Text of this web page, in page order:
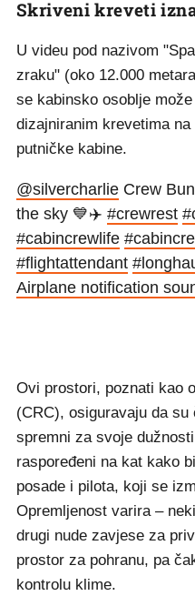
Skriveni kreveti
U videu pod nazivom
zraku" (oko 12.000
se kabinsko osoblje
dizajniranim krevetima
putničke kabine.
@silvercharlie Crew
the sky 💙✈️ #crewrest
#cabincrewlife
#flightattendant
Airplane notification
Ovi prostori, poznati kao
(CRC), osiguravaju da
spremni za svoje
raspoređeni na kat kako
posade i pilota, koji se
Opremljenost varira –
drugi nude zavjese za
prostor za pohranu, pa
kontrolu klime.